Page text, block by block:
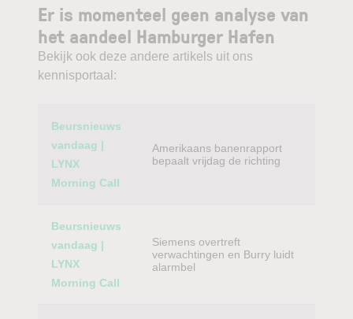
Er is momenteel geen analyse van
het aandeel Hamburger Hafen
Bekijk ook deze andere artikels uit ons
kennisportaal:
Category
Beursnieuws
vandaag |
LYNX
Morning Call
Amerikaans banenrapport
bepaalt vrijdag de richting
Beursnieuws
vandaag |
LYNX
Morning Call
Siemens overtreft
verwachtingen en Burry luidt
alarmbel